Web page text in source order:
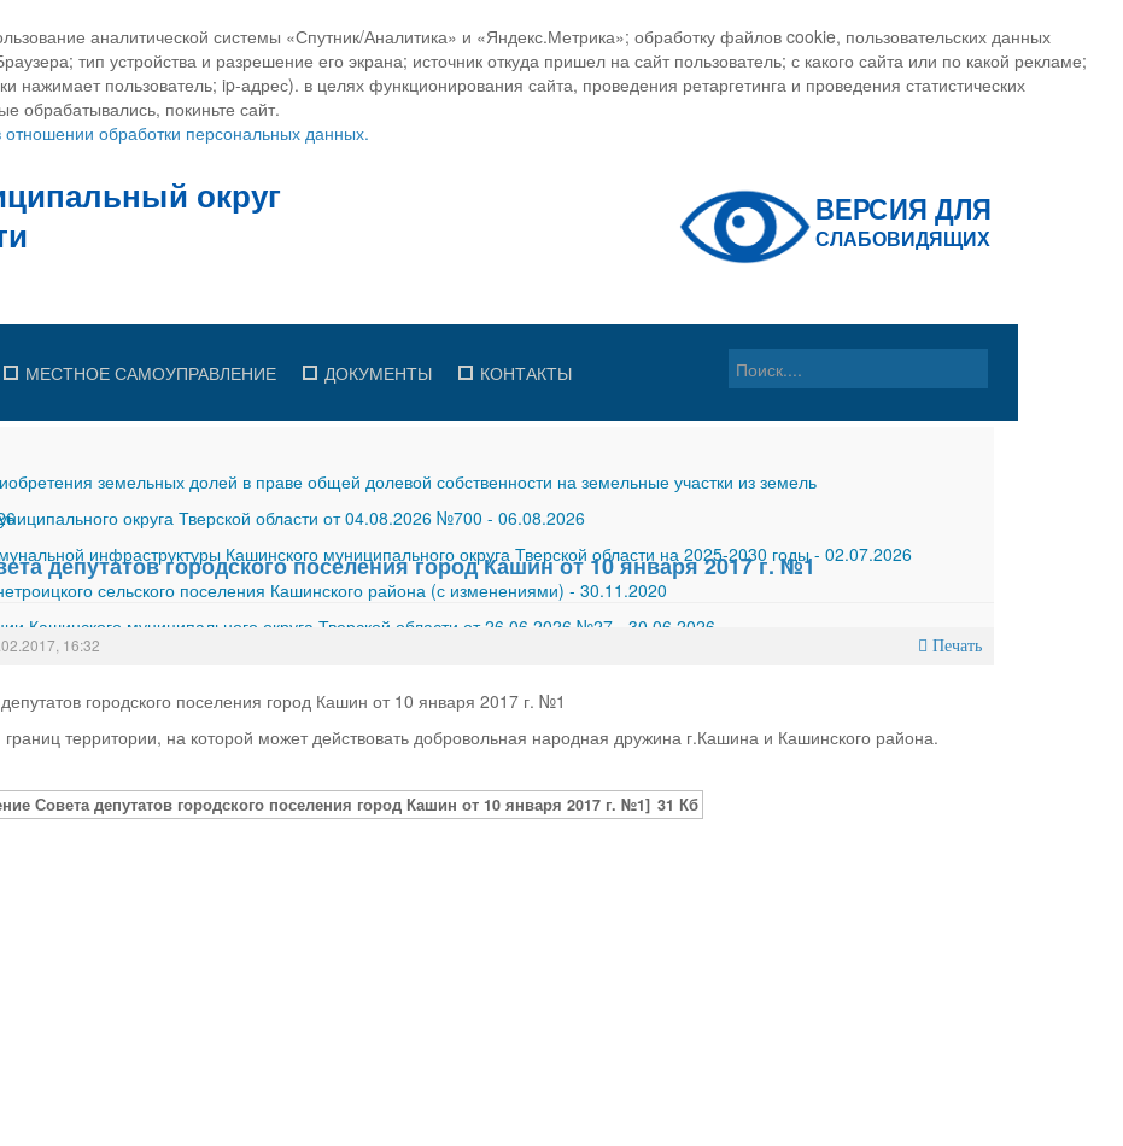
аналитической системы «Спутник/Аналитика» и «Яндекс.Метрика»; обработку файлов cookie, пользовательских данных
тип устройства и разрешение его экрана; источник откуда пришел на сайт пользователь; с какого сайта или по какой рекламе;
нажимает пользователь; ip-адрес). в целях функционирования сайта, проведения ретаргетинга и проведения статистических
обрабатывались, покиньте сайт.
отношении обработки персональных данных.
МЕСТНОЕ САМОУПРАВЛЕНИЕ ДОКУМЕНТЫ КОНТАКТЫ
земельных долей в праве общей долевой собственности на земельные участки из земель
округа Тверской области от 04.08.2026 №700 - 06.08.2026
инфраструктуры Кашинского муниципального округа Тверской области на 2025-2030 годы- 02.07.2026
сельского поселения Кашинского района (с изменениями) - 30.11.2020
Кашинского муниципального округа Тверской области от 26.06.2026 №27
30.06.2026
депутатов городского поселения город Кашин от 10 января 2017 г. №1
16:32 Печать
городского поселения город Кашин от 10 января 2017 г. №1
территории, на которой может действовать добровольная народная дружина г.Кашина и Кашинского района.
Совета депутатов городского поселения город Кашин от 10 января 2017 г. №1] 31 Кб